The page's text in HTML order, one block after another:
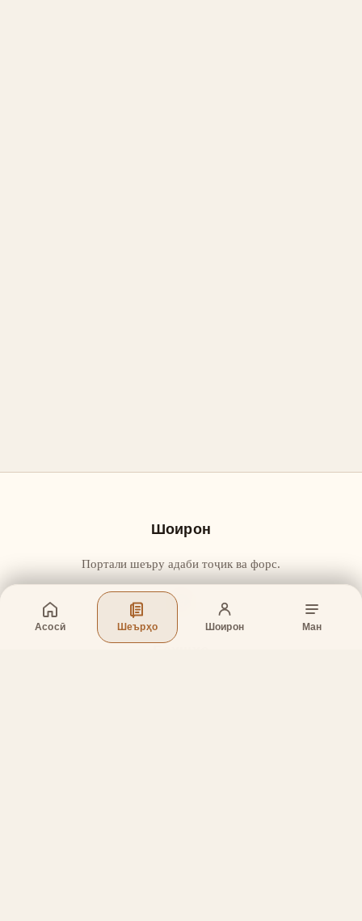
Асосӣ Шеърҳо Шоирон Ман
Шоирон
Портали шеъру адаби тоҷик ва форс.